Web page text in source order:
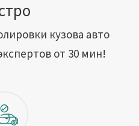
кузова авто
от 30 мин!